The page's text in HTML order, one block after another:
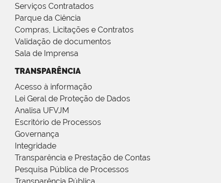
Serviços Contratados
Parque da Ciência
Compras, Licitações e Contratos
Validação de documentos
Sala de Imprensa
TRANSPARÊNCIA
Acesso à informação
Lei Geral de Proteção de Dados
Analisa UFVJM
Escritório de Processos
Governança
Integridade
Transparência e Prestação de Contas
Pesquisa Pública de Processos